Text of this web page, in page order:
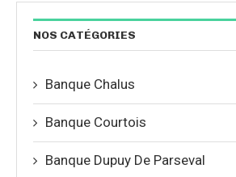
NOS CATÉGORIES
Banque Chalus
Banque Courtois
Banque Dupuy De Parseval